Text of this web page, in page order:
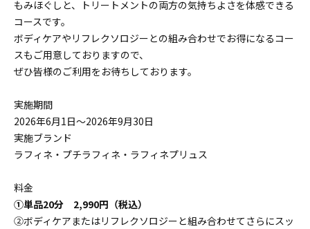
もみほぐしと、トリートメントの両方の気持ちよさを体感できる
コースです。
ボディケアやリフレクソロジーとの組み合わせでお得になるコー
スもご用意しておりますので、
ぜひ皆様のご利用をお待ちしております。
実施期間
2026年6月1日～2026年9月30日
実施ブランド
ラフィネ・プチラフィネ・ラフィネプリュス
料金
①単品20分 2,990円（税込）
②ボディケアまたはリフレクソロジーと組み合わせてさらにスッ